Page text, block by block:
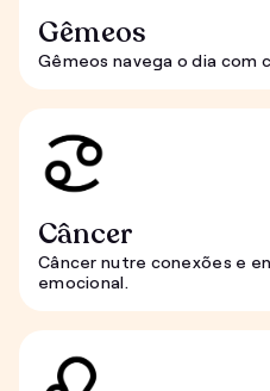
Gêmeos
Gêmeos navega o dia com
Câncer
Câncer nutre conexões e
emocional.